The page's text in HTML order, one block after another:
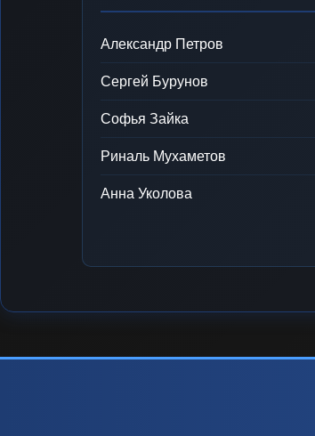
Александр Петров
Сергей Бурунов
Софья Зайка
Риналь Мухаметов
Анна Уколова